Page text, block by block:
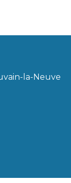
la-Neuve